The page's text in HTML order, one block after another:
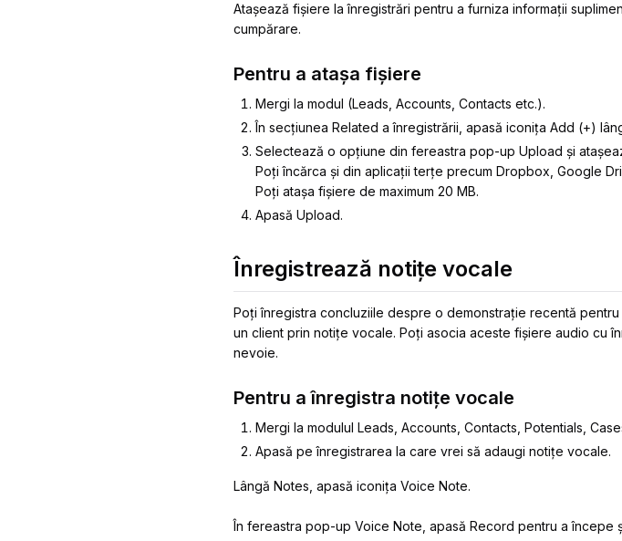
Atașează fișiere la înregistrări pentru a furniza informații
cumpărare.
Pentru a atașa fișiere
Mergi la modul (Leads, Accounts, Contacts etc.).
În secțiunea Related a înregistrării, apasă iconița Add (+)
Selectează o opțiune din fereastra pop-up Upload și
Poți încărca și din aplicații terțe precum Dropbox, Google
Poți atașa fișiere de maximum 20 MB.
Apasă Upload.
Înregistrează notițe vocale
Poți înregistra concluziile despre o demonstrație recentă
un client prin notițe vocale. Poți asocia aceste fișiere audio cu
nevoie.
Pentru a înregistra notițe vocale
Mergi la modulul Leads, Accounts, Contacts, Potentials,
Apasă pe înregistrarea la care vrei să adaugi notițe vocale.
Lângă Notes, apasă iconița Voice Note.
În fereastra pop-up Voice Note, apasă Record pentru a începe